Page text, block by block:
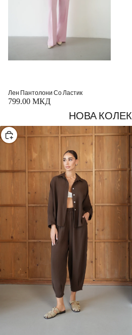
Лен Пантолони Со Ластик
799.00 МКД
НОВА
Изберете